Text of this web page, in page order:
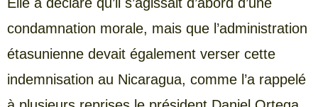
condamnation morale, mais que l’administration
étasunienne devait également verser cette
indemnisation au Nicaragua, comme l’a rappelé